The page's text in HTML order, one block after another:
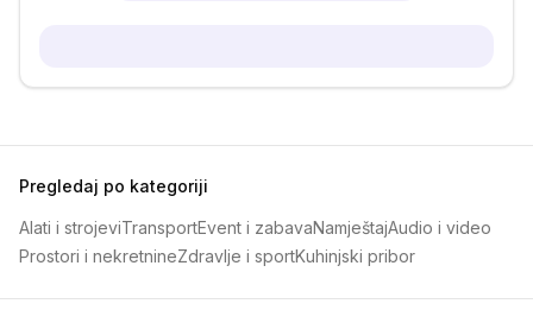
Pregledaj po kategoriji
Alati i strojeviTransportEvent i zabavaNamještajAudio i video
Prostori i nekretnineZdravlje i sportKuhinjski pribor